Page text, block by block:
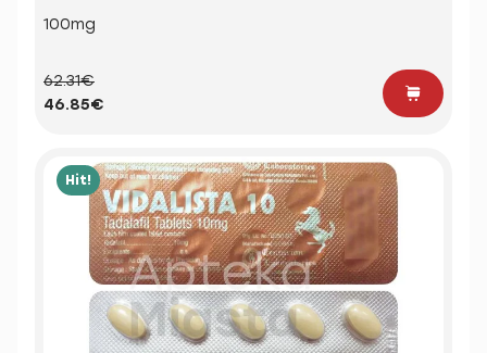
100mg
62.31€
46.85€
Hit!